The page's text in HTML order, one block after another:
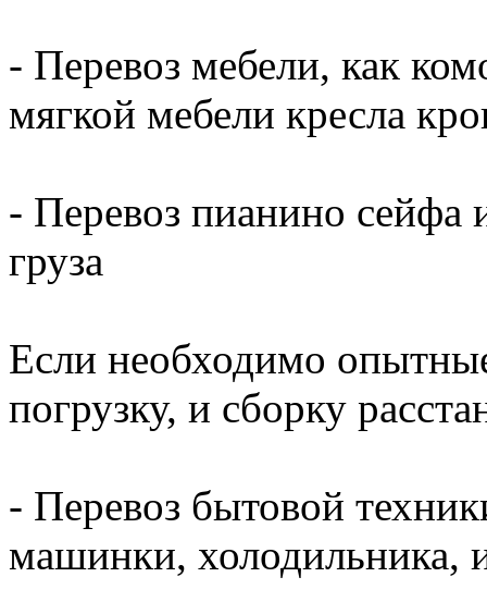
- Перевоз мебели, как
мягкой мебели кресла
- Перевоз пианино сейфа
груза
Если необходимо
погрузку, и сборку
- Перевоз бытовой
машинки, холодильника,